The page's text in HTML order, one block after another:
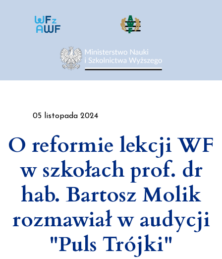
05 listopada 2024
O reformie lekcji WF
w szkołach prof. dr
hab. Bartosz Molik
rozmawiał w audycji
"Puls Trójki"